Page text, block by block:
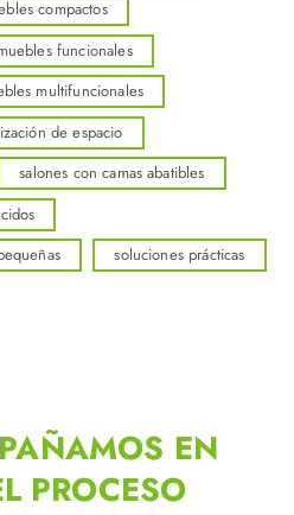
compactos
funcionales
multifuncionales
de espacio
salones con camas abatibles
soluciones prácticas
EN
PROCESO